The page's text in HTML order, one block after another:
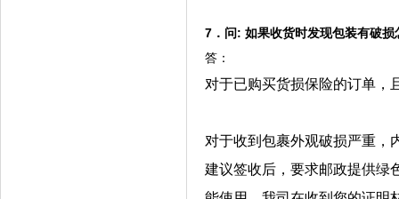
7．问: 如果收货时发现包装有破损
答：
对于已购买货损保险的订单，
对于收到包裹外观破损严重，
建议签收后，要求邮政提供绿